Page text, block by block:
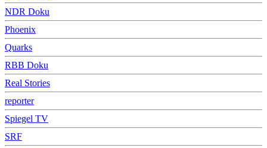
NDR Doku
Phoenix
Quarks
RBB Doku
Real Stories
reporter
Spiegel TV
SRF